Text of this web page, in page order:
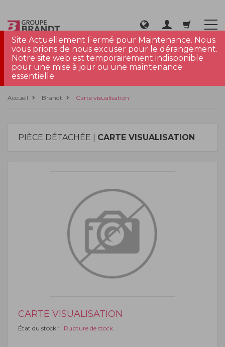
Site Actuellement Fermé pour Maintenance. Nous
vous prions de nous excuser pour le dérangement.
Notre site web est temporairement indisponible
pour une mise à jour ou une maintenance
essentielle.
Accueil Brandt Carte visualisation
PIÈCE DÉTACHÉE | CARTE VISUALISATION
CARTE VISUALISATION
État du stock : Rupture de stock